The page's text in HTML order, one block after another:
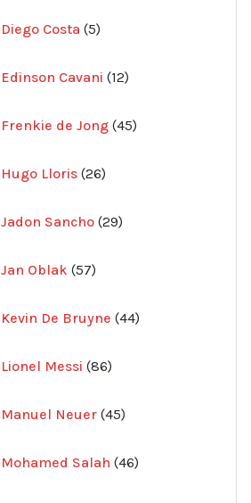
Diego Costa 5
produkter
Edinson Cavani 12
produkter
Frenkie de Jong 45
produkter
Hugo Lloris 26
produkter
Jadon Sancho 29
produkter
Jan Oblak 57
produkter
Kevin De Bruyne 44
produkter
Lionel Messi 86
produkter
Manuel Neuer 45
produkter
Mohamed Salah 46
produkter